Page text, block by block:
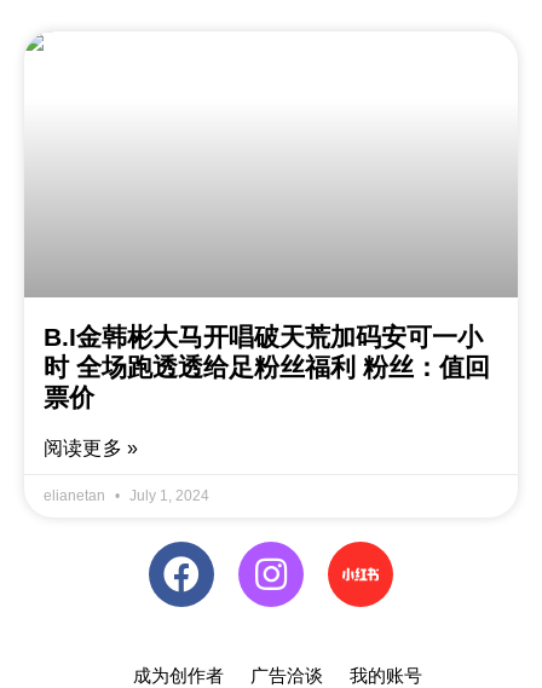
B.I金韩彬大马开唱破天荒加码安可一小
时 全场跑透透给足粉丝福利 粉丝：值回
票价
阅读更多 »
elianetan July 1, 2024
成为创作者 广告洽谈
我的账号